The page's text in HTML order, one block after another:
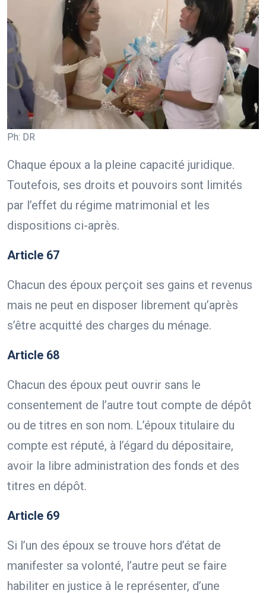
Ph: DR
Chaque époux a la pleine capacité juridique.
Toutefois, ses droits et pouvoirs sont limités
par l’effet du régime matrimonial et les
dispositions ci-après.
Article 67
Chacun des époux perçoit ses gains et revenus
mais ne peut en disposer librement qu’après
s’être acquitté des charges du ménage.
Article 68
Chacun des époux peut ouvrir sans le
consentement de l’autre tout compte de dépôt
ou de titres en son nom. L’époux titulaire du
compte est réputé, à l’égard du dépositaire,
avoir la libre administration des fonds et des
titres en dépôt.
Article 69
Si l’un des époux se trouve hors d’état de
manifester sa volonté, l’autre peut se faire
habiliter en justice à le représenter, d’une